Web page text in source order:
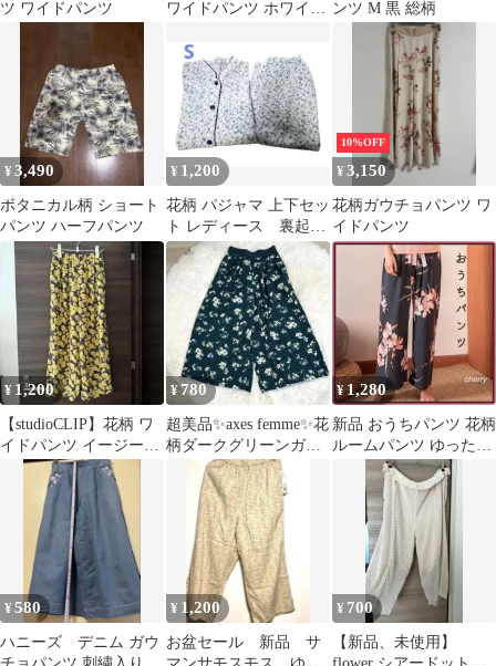
ツ ワイドパンツ
ワイドパンツ ホワイト ンツ M 黒 総柄
¥3,490
ボタニカル柄 ショート
パンツ ハーフパンツ
¥ 1,200
花柄 パジャマ 上下セッ
ト レディース 裏起
毛 Sサイズ
10%OFF
¥3,150
花柄ガウチョパンツ ワ
イドパンツ
¥ 1,200
【studioCLIP】花柄 ワ
イドパンツ イージーパ
ンツ ネイビー イエロー
¥780
超美品✨axes femme✨花
柄ダークグリーンガウ
チョパンツ✨Mサイズ
¥1,280
新品 おうちパンツ 花柄
ルームパンツ ゆったり
ダークブルー かわいい
¥580
ハニーズ デニム ガウ
¥ 1,200
お盆セール 新品 サ
¥ 700
【新品、未使用】